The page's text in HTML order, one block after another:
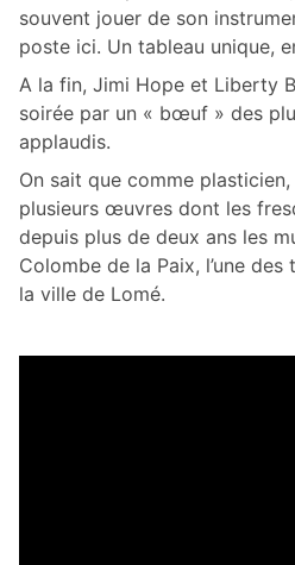
souvent jouer de son
poste ici. Un tableau unique,
A la fin, Jimi Hope et Liberty
soirée par un « bœuf » des
applaudis.
On sait que comme
plusieurs œuvres dont les
depuis plus de deux ans les
Colombe de la Paix, l’une des
la ville de Lomé.